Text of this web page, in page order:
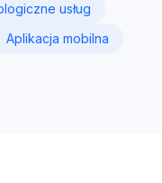
usług
Aplikacja mobilna